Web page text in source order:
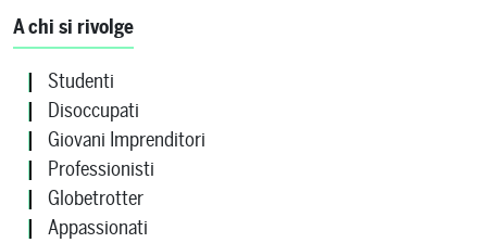
A chi si rivolge
Studenti
Disoccupati
Giovani Imprenditori
Professionisti
Globetrotter
Appassionati